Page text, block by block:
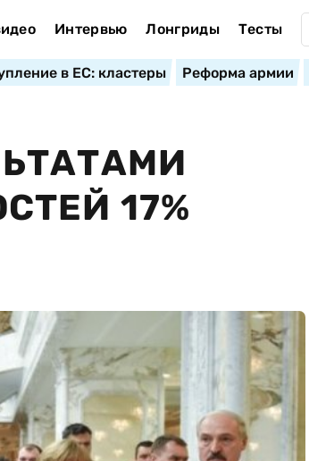
Интервью Лонгриды Тесты
в ЕС: кластеры Реформа армии
17%